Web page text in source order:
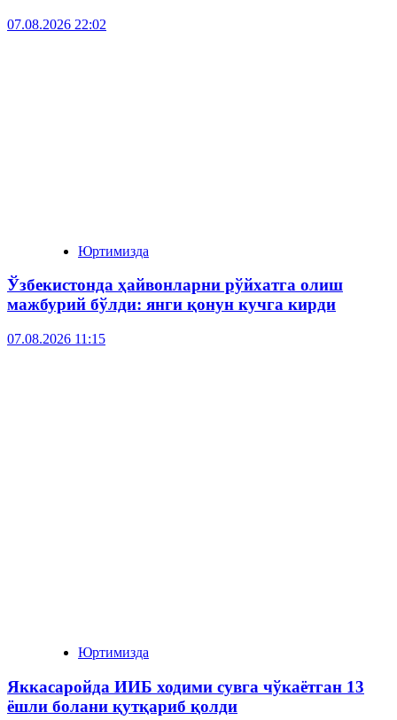
07.08.2026 22:02
Юртимизда
Ўзбекистонда ҳайвонларни рўйхатга олиш
мажбурий бўлди: янги қонун кучга кирди
07.08.2026 11:15
Юртимизда
Яккасаройда ИИБ ходими сувга чўкаётган 13
ёшли болани қутқариб қолди